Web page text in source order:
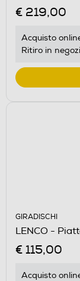
€ 219,00
Acquisto
Ritiro in
GIRADISCHI
LENCO -
€ 115,00
Acquisto